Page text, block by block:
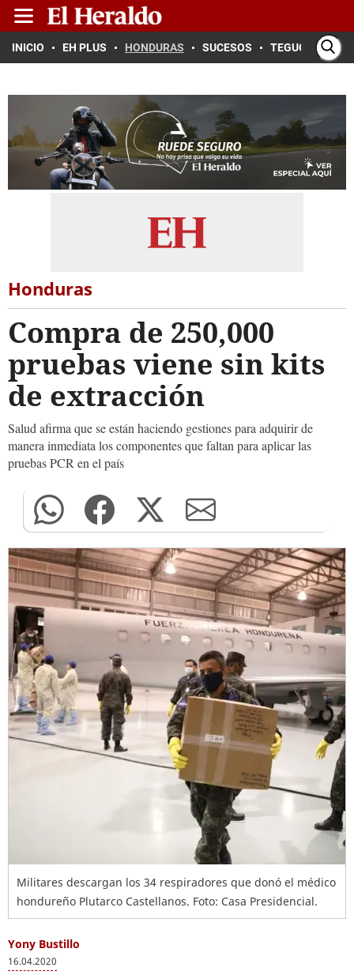
INICIO EH PLUS HONDURAS SUCESOS TEGUCIGALPA
Honduras
Compra de 250,000
pruebas viene sin kits
de extracción
Salud afirma que se están haciendo gestiones para adquirir de
manera inmediata los componentes que faltan para aplicar las
pruebas PCR en el país
Militares descargan los 34 respiradores que donó el médico
hondureño Plutarco Castellanos. Foto: Casa Presidencial.
Yony Bustillo
16.04.2020